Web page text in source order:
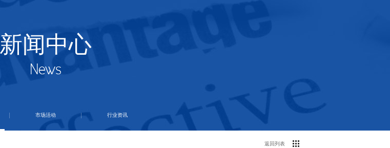
新闻中心
市场活动 行业资讯
返回列表